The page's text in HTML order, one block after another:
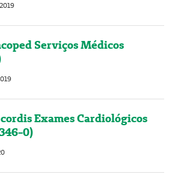
Serviços Médicos
Exames Cardiológicos
0)